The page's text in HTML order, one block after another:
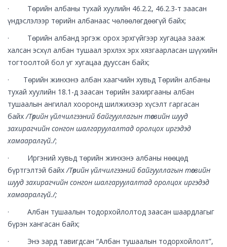
· Төрийн албаны тухай хуулийн 46.2.2, 46.2.3-т заасан
үндэслэлээр төрийн албанаас чөлөөлөгдөөгүй байх;
· Төрийн албанд эргэж орох эрхгүйгээр хугацаа зааж
халсан эсхүл албан тушаал эрхлэх эрх хязгаарласан шүүхийн
тогтоолтой бол уг хугацаа дууссан байх;
· Төрийн жинхэнэ албан хаагчийн хувьд Төрийн албаны
тухай хуулийн 18.1-д заасан төрийн захиргааны албан
тушаалын ангилал хооронд шилжихээр хүсэлт гаргасан
байх/Төрийн үйлчилгээний байгууллагын төсвийн шууд
захирагчийн сонгон шалгаруулалтад оролцох иргэдэд
хамааралгүй./;
· Иргэний хувьд төрийн жинхэнэ албаны нөөцөд
бүртгэлтэй байх/Төрийн үйлчилгээний байгууллагын төсвийн
шууд захирагчийн сонгон шалгаруулалтад оролцох иргэдэд
хамааралгүй./;
· Албан тушаалын тодорхойлолтод заасан шаардлагыг
бүрэн хангасан байх;
· Энэ зард тавигдсан “Албан тушаалын тодорхойлолт”,